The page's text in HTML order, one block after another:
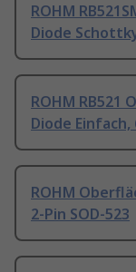
ROHM
Diode
ROHM
Diode Einfach,
ROHM
2-Pin SOD-523